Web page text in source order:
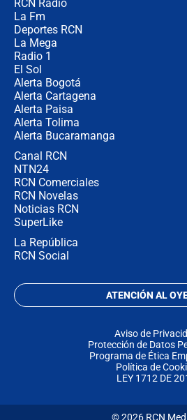
RCN Radio
La Fm
Deportes RCN
La Mega
Radio 1
El Sol
Alerta Bogotá
Alerta Cartagena
Alerta Paisa
Alerta Tolima
Alerta Bucaramanga
Canal RCN
NTN24
RCN Comerciales
RCN Novelas
Noticias RCN
SuperLike
La República
RCN Social
ATENCIÓN AL
Aviso de
Protección de Datos
Programa de Ética
Política de
LEY 1712 DE
© 2026 RCN